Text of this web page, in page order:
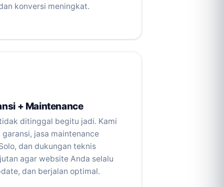
konversi meningkat.
+ Maintenance
ditinggal begitu jadi. Kami
jasa maintenance
dan dukungan teknis
agar website Anda selalu
dan berjalan optimal.